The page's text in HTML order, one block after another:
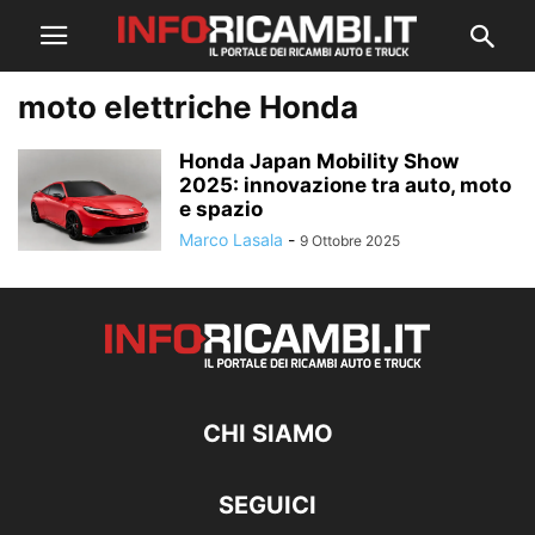
moto elettriche Honda
Honda Japan Mobility Show
2025: innovazione tra auto, moto
e spazio
Marco Lasala - 9 Ottobre 2025
CHI SIAMO
SEGUICI